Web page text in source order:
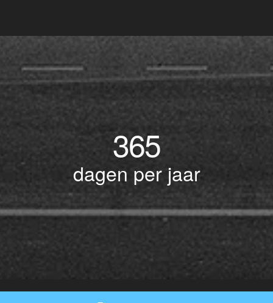
365
dagen per jaar